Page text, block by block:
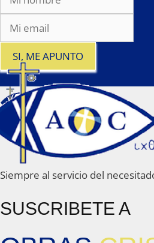
SI, ME APUNTO
Siempre al servicio del
SUSCRIBETE A